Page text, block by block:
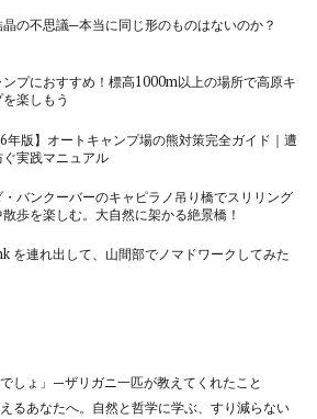
晶の不思議─本当に同じ形のものはないのか？
ンプにおすすめ！標高1000m以上の場所で高原キ
楽しもう
年版】オートキャンプ場の熊対策完全ガイド｜遭
実践マニュアル
・バンクーバーのキャピラノ吊り橋でスリリング
歩を楽しむ。大自然に架かる絶景橋！
を連れ出して、山間部でノマドワークしてみた
しょ」—ザリガニ一匹が教えてくれたこと
るあなたへ。自然と哲学に学ぶ、すり減らない